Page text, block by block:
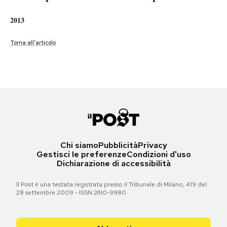
PODCAST
CALENDARIO
AREA PERSONALE
2006
Torna all'articolo
2007
Torna all'articolo
2008
Torna all'articolo
2009
2010
Torna all'articolo
2011
Torna all'articolo
Torna all'articolo
2013
Torna all'articolo
Chi siamoPubblicitàPrivacy
Gestisci le preferenzeCondizioni d'uso
Dichiarazione di accessibilità
Il Post è una testata registrata presso il Tribunale di Milano, 419 del
28 settembre 2009 - ISSN 2610-9980